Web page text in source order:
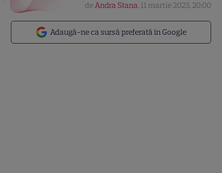
Adaugă-ne ca sursă preferată în Google
deAndra Stana, 11 martie 2023, 20:00